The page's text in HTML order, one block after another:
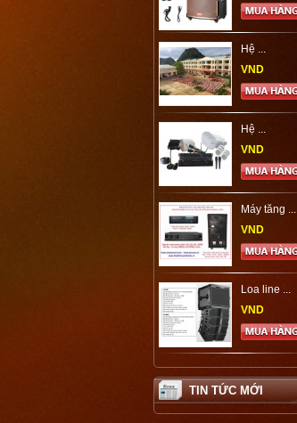
Hệ ...
VND
Hệ ...
VND
Máy tăng ...
VND
Loa line ...
VND
TIN TỨC MỚI